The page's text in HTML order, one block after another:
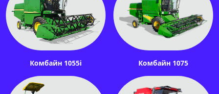
Комбайн 1055i Комбайн 1075